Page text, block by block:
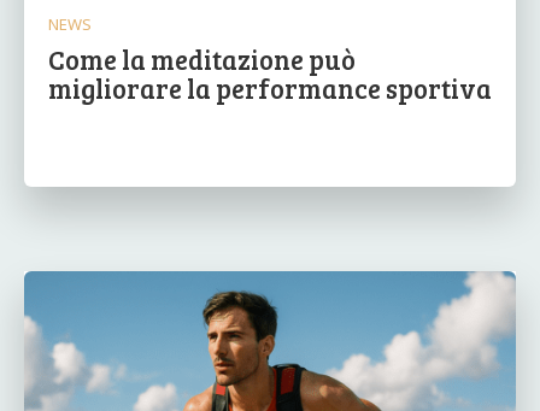
NEWS
Come la meditazione può
migliorare la performance sportiva